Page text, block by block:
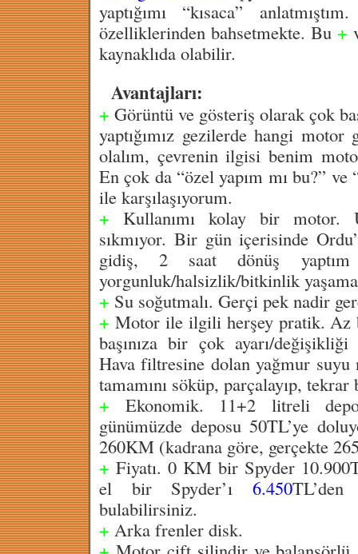
yaptığımı “kısaca”
özelliklerinden bahsetmekte. Bu +
kaynaklıda olabilir.
Avantajları:
+ Görüntü ve gösteriş olarak çok
yaptığımız gezilerde hangi
olalım, çevrenin ilgisi benim
En çok da “özel yapım mı bu?”
ile karşılaşıyorum.
+ Kullanımı kolay bir motor.
sıkmıyor. Bir gün içerisinde
gidiş, 2 saat dönüş
yorgunluk/halsizlik/bitkinlik
+ Su soğutmalı. Gerçi pek nadir
+ Motor ile ilgili herşey pratik.
başınıza bir çok ayarı/
Hava filtresine dolan yağmur suyu
tamamını söküp, parçalayıp,
+ Ekonomik. 11+2 litreli
günümüzde deposu 50TL’ye
260KM (kadrana göre, gerçekte
+ Fiyatı. 0 KM bir Spyder
el bir Spyder’ı 6.450
bulabilirsiniz.
+ Arka frenler disk.